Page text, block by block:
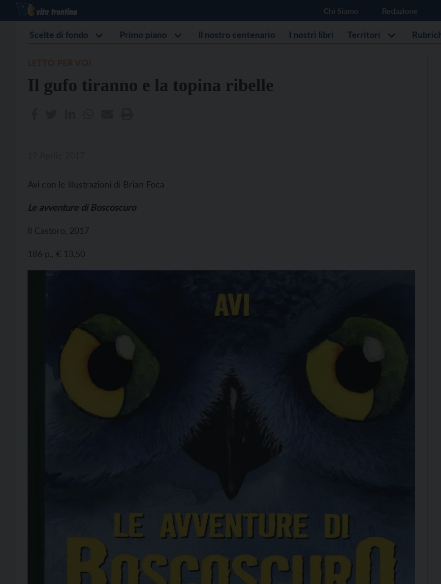
Chi Siamo Redazione
Scelte di fondo Primo piano Il nostro centenario I nostri libri Territori
Il gufo tiranno e la topina ribelle
Avi con le illustrazioni di Brian Foca
Le avventure di Boscoscuro
Il Castoro, 2017
186 p., € 13,50